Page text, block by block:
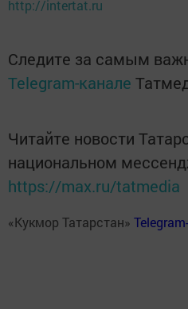
http://intertat.ru
Следите за самым
Telegram-канале
Читайте новости
национальном
https://max.ru/tatmedia
«Кукмор Татарстан»